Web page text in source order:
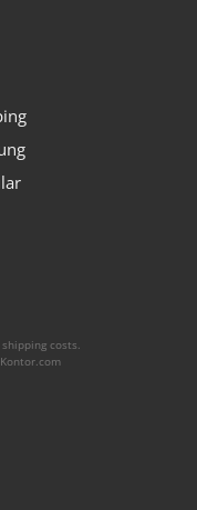
costs.